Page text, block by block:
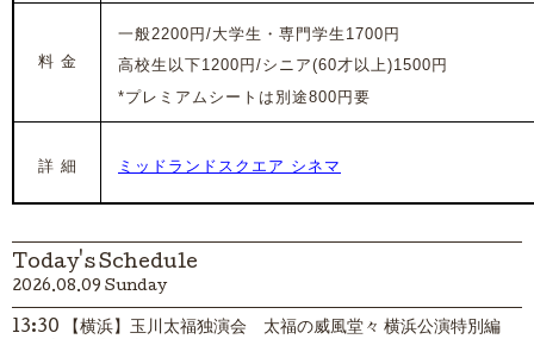
料 金
一般2200円/大学生・専門学生1700円
高校生以下1200円/シニア(60才以上)1500円
*プレミアムシートは別途800円要
詳 細 ミッドランドスクエア シネマ
Today's Schedule
2026.08.09 Sunday
13:30 【横浜】玉川太福独演会 太福の威風堂々 横浜公演特別編